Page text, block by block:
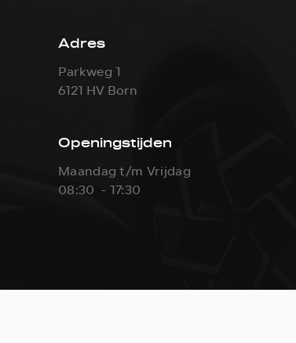
Adres
Parkweg 1
6121 HV Born
Openingstijden
Maandag t/m Vrijdag
08:30 - 17:30